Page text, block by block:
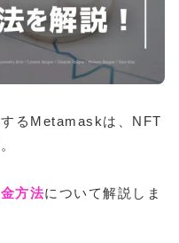
るMetamaskは、NFT
方法について解説しま